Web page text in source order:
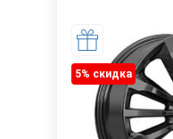
5% cкидка